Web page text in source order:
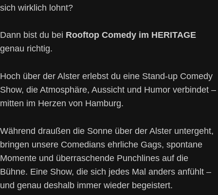
sich wirklich lohnt?
Dann bist du bei Rooftop Comedy im HERITAGE
genau richtig.
Hoch über der Alster erlebst du eine Stand-up Comedy
Show, die Atmosphäre, Aussicht und Humor verbindet –
mitten im Herzen von Hamburg.
Während draußen die Sonne über der Alster untergeht,
bringen unsere Comedians ehrliche Gags, spontane
Momente und überraschende Punchlines auf die
Bühne. Eine Show, die sich jedes Mal anders anfühlt –
und genau deshalb immer wieder begeistert.